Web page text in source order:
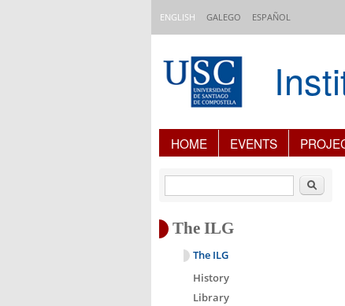
ENGLISH GALEGO ESPAÑOL
Content Index
HOME EVENTS
Search
The ILG
The ILG
History
Library